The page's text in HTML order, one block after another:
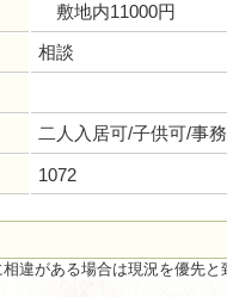
敷地内11000円
相談
二人入居可/子供可/事
1072
違がある場合は現況を優先と